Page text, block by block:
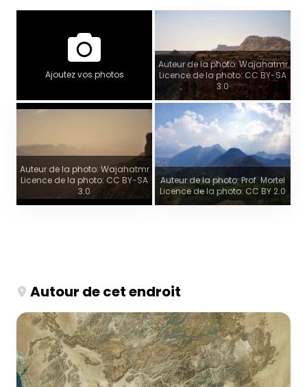
Ajoutez vos photos
Auteur de la photo: Wajahatmr
Licence de la photo: CC BY-SA
3.0
Auteur de la photo: Wajahatmr
Licence de la photo: CC BY-SA
3.0
Auteur de la photo: Prof. Mortel
Licence de la photo: CC BY 2.0
Autour de cet endroit